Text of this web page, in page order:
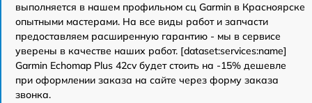
выполняется в нашем профильном сц Garmin в Красноярске
опытными мастерами. На все виды работ и запчасти
предоставляем расширенную гарантию - мы в сервисе
уверены в качестве наших работ. [dataset:services:name]
Garmin Echomap Plus 42cv будет стоить на -15% дешевле
при оформлении заказа на сайте через форму заказа
звонка.